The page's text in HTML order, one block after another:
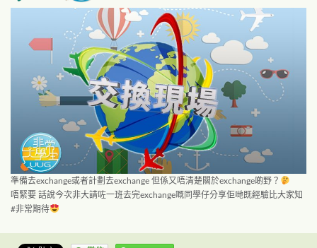
準備去exchange或者計劃去exchange 但係又唔清楚關於exchange啲野？
唔緊要 話說今次非大請咗一班去完exchange嘅同學仔分享佢哋既經驗比大家知
#非常期待